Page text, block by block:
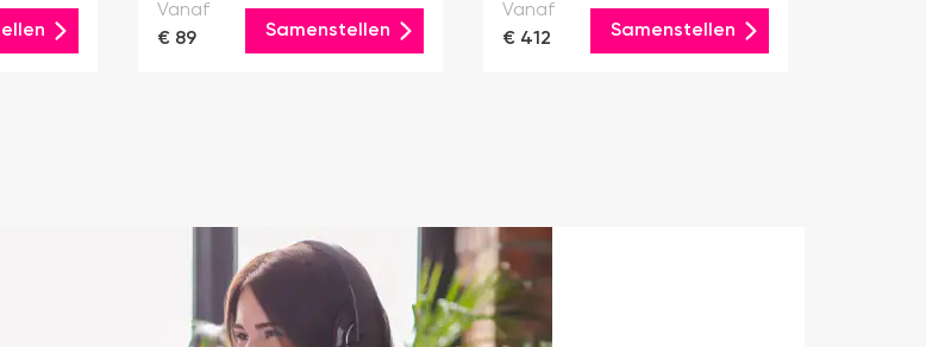
Vanaf
€ 89
Samenstellen
Vanaf
€ 412
Samenstellen